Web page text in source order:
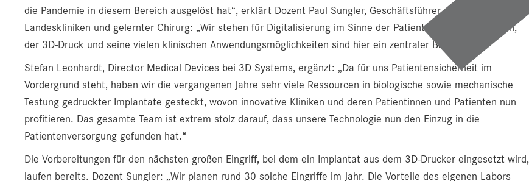
die Pandemie in diesem Bereich ausgelöst hat“, erklärt Dozent Paul Sungler, Geschäftsführer der Salzburger
Landeskliniken und gelernter Chirurg: „Wir stehen für Digitalisierung im Sinne der Patientinnen und Patienten,
der 3D-Druck und seine vielen klinischen Anwendungsmöglichkeiten sind hier ein zentraler Baustein.“
Stefan Leonhardt, Director Medical Devices bei 3D Systems, ergänzt: „Da für uns Patientensicherheit im
Vordergrund steht, haben wir die vergangenen Jahre sehr viele Ressourcen in biologische sowie mechanische
Testung gedruckter Implantate gesteckt, wovon innovative Kliniken und deren Patientinnen und Patienten nun
profitieren. Das gesamte Team ist extrem stolz darauf, dass unsere Technologie nun den Einzug in die
Patientenversorgung gefunden hat.“
Die Vorbereitungen für den nächsten großen Eingriff, bei dem ein Implantat aus dem 3D-Drucker eingesetzt wird,
laufen bereits. Dozent Sungler: „Wir planen rund 30 solche Eingriffe im Jahr. Die Vorteile des eigenen Labors